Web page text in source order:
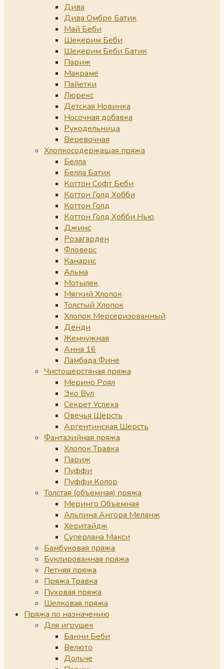
Дива
Дива Омбре Батик
Май Беби
Шекерим Беби
Шекерим Беби Батик
Париж
Макраме
Пайетки
Люрекс
Детская Новинка
Носочная добавка
Рукодельница
Веревочная
Хлопкосодержащая пряжа
Белла
Белла Батик
Коттон Софт Беби
Коттон Голд Хобби
Коттон Голд
Коттон Голд Хобби Нью
Джинс
Розагарден
Фловерс
Канарис
Альма
Мотылек
Мягкий Хлопок
Толстый Хлопок
Хлопок Мерсеризованный
Денди
Жемчужная
Анна 16
Ламбада Фине
Чистошерстяная пряжа
Мерино Роял
Эко Вул
Секрет Успеха
Овечья Шерсть
Аргентинская Шерсть
Фантазийная пряжа
Хлопок Травка
Париж
Пуффи
Пуффи Колор
Толстая (объемная) пряжа
Меринго Объемная
Альпина Ангора Меланж
Херитайдж
Суперлана Макси
Бамбуковая пряжа
Буклированная пряжа
Летняя пряжа
Пряжа Травка
Пуховая пряжа
Шелковая пряжа
Пряжа по назначению
Для игрушек
Банни Беби
Велюто
Дольче